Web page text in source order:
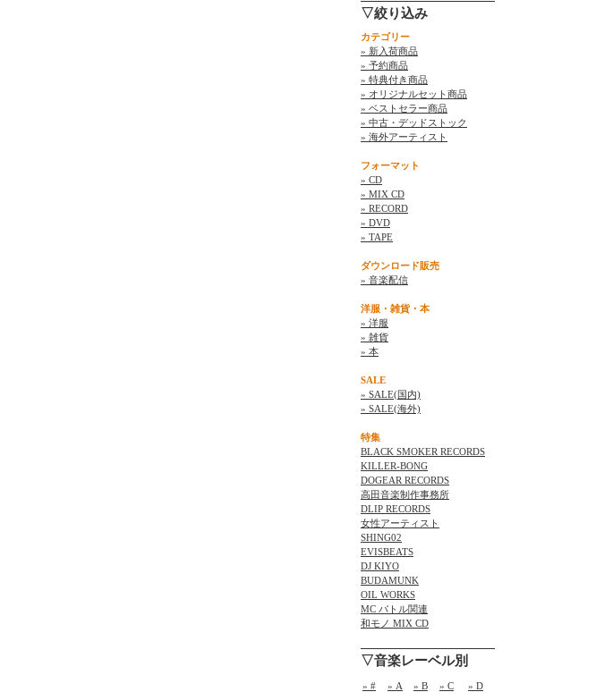
▽絞り込み
カテゴリー
» 新入荷商品
» 予約商品
» 特典付き商品
» オリジナルセット商品
» ベストセラー商品
» 中古・デッドストック
» 海外アーティスト
フォーマット
» CD
» MIX CD
» RECORD
» DVD
» TAPE
ダウンロード販売
» 音楽配信
洋服・雑貨・本
» 洋服
» 雑貨
» 本
SALE
» SALE(国内)
» SALE(海外)
特集
BLACK SMOKER RECORDS
KILLER-BONG
DOGEAR RECORDS
高田音楽制作事務所
DLIP RECORDS
女性アーティスト
SHING02
EVISBEATS
DJ KIYO
BUDAMUNK
OIL WORKS
MC バトル関連
和モノ MIX CD
▽音楽レーベル別
» # » A » B » C
» D